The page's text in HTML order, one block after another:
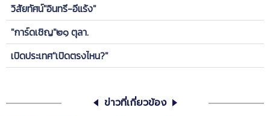
วิสัยทัศน์"อินทรี-อีแร้ง"
"การ์ดเชิญ"๒๑ ตุลา.
เปิดประเทศ"เปิดตรงไหน?"
ข่าวที่เกี่ยวข้อง